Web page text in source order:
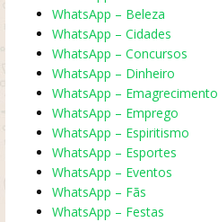
WhatsApp – Beleza
WhatsApp – Cidades
WhatsApp – Concursos
WhatsApp – Dinheiro
WhatsApp – Emagrecimento
WhatsApp – Emprego
WhatsApp – Espiritismo
WhatsApp – Esportes
WhatsApp – Eventos
WhatsApp – Fãs
WhatsApp – Festas